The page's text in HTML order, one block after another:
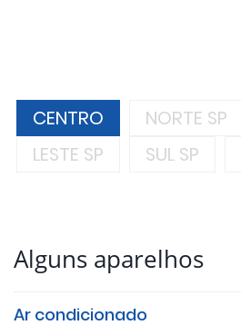
CENTRO NORTE SP
LESTE SP
SUL SP
Alguns aparelhos
Ar condicionado